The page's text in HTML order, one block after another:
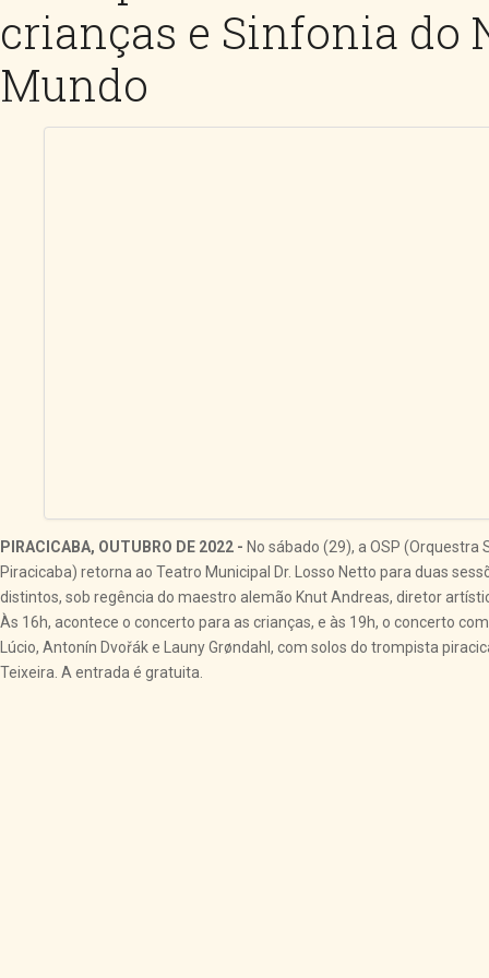
crianças e Sinfonia do
Mundo
PIRACICABA, OUTUBRO DE 2022 - No sábado (29), a OSP (Orquestra
Piracicaba) retorna ao Teatro Municipal Dr. Losso Netto para duas
distintos, sob regência do maestro alemão Knut Andreas, diretor
Às 16h, acontece o concerto para as crianças, e às 19h, o concerto
Lúcio, Antonín Dvořák e Launy Grøndahl, com solos do trompista
Teixeira. A entrada é gratuita.